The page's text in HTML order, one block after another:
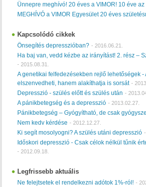
Ünnepre meghívó! 20 éves a VIMOR! 10 éve
MEGHÍVÓ a VIMOR Egyesület 20 éves
Kapcsolódó cikkek
Önsegítés depresszióban? - 2016.06.21.
Ha baj van, vedd kézbe az irányítást! 2. rész –
- 2015.08.31.
A genetikai felfedezésekben rejlő lehetőségek -
elszenvedheti, hanem alakíthatja is sorsát -
Depresszió - szülés előtt és szülés után -
A pánikbetegség és a depresszió - 2013.02.27.
Pánikbetegség – Gyógyítható, de csak
Nem kedv kérdése - 2012.12.27.
Ki segít mosolyogni? A szülés utáni depresszió -
Időskori depresszió - Csak célok nélkül tűnik
- 2012.09.18.
Legfrissebb aktuális
Ne felejtsetek el rendelkezni adótok 1%-ról! -